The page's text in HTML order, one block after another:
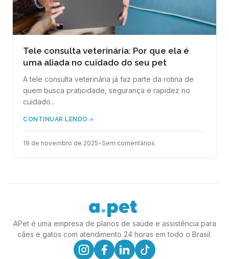
Tele consulta veterinária: Por que ela é
uma aliada no cuidado do seu pet
A tele consulta veterinária já faz parte da rotina de
quem busca praticidade, segurança e rapidez no
cuidado...
CONTINUAR LENDO »
19 de novembro de 2025• Sem comentários
APet é uma empresa de planos de saúde e assistência para
cães e gatos com atendimento 24 horas em todo o Brasil.